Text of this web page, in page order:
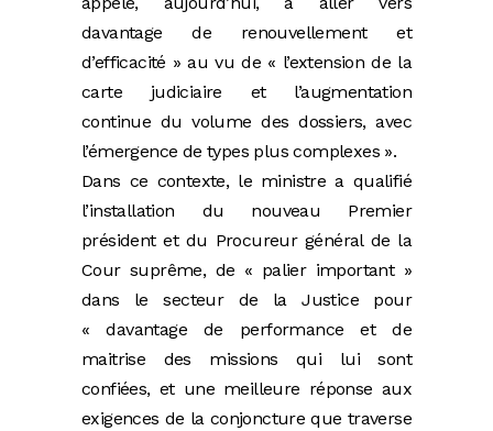
davantage de renouvellement et
d’efficacité » au vu de « l’extension de la
carte judiciaire et l’augmentation
continue du volume des dossiers, avec
l’émergence de types plus complexes ».
Dans ce contexte, le ministre a qualifié
l’installation du nouveau Premier
président et du Procureur général de la
Cour suprême, de « palier important »
dans le secteur de la Justice pour
« davantage de performance et de
maitrise des missions qui lui sont
confiées, et une meilleure réponse aux
exigences de la conjoncture que traverse